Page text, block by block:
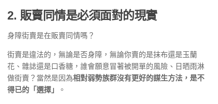
2. 販賣同情是必須面對的現實
身障街賣是在販賣同情嗎？
街賣是違法的，無論是否身障，無論你賣的是抹布還是玉蘭
花、雜誌還是口香糖，誰會願意冒著被開單的風險、日晒雨淋
做街賣？當然是因為相對弱勢族群沒有更好的謀生方法，是不
得已的「選擇」
。